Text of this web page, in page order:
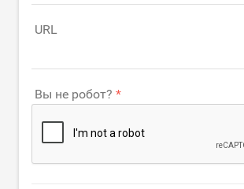
URL
Вы не робот?